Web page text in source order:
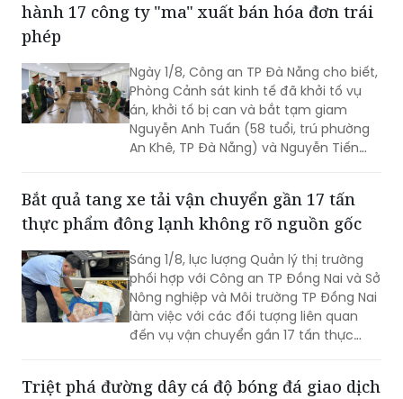
hành 17 công ty "ma" xuất bán hóa đơn trái
phép
Ngày 1/8, Công an TP Đà Nẵng cho biết,
Phòng Cảnh sát kinh tế đã khởi tố vụ
án, khởi tố bị can và bắt tạm giam
Nguyễn Anh Tuấn (58 tuổi, trú phường
An Khê, TP Đà Nẵng) và Nguyễn Tiến
phép hóa đơn.
Bắt quả tang xe tải vận chuyển gần 17 tấn
thực phẩm đông lạnh không rõ nguồn gốc
Sáng 1/8, lực lượng Quản lý thị trường
phối hợp với Công an TP Đồng Nai và Sở
Nông nghiệp và Môi trường TP Đồng Nai
làm việc với các đối tượng liên quan
đến vụ vận chuyển gần 17 tấn thực
Triệt phá đường dây cá độ bóng đá giao dịch